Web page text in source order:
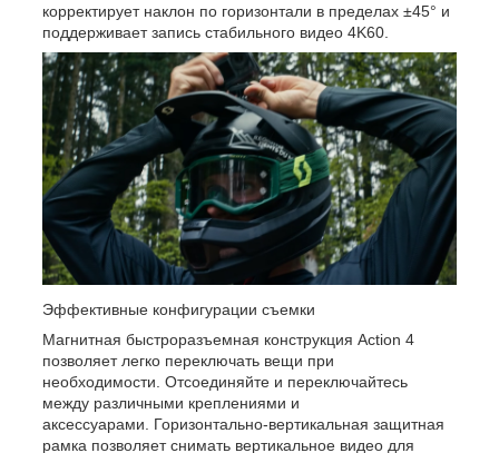
корректирует наклон по горизонтали в пределах ±45° и
поддерживает запись стабильного видео 4K60.
Эффективные конфигурации съемки
Магнитная быстроразъемная конструкция Action 4
позволяет легко переключать вещи при
необходимости. Отсоединяйте и переключайтесь
между различными креплениями и
аксессуарами. Горизонтально-вертикальная защитная
рамка позволяет снимать вертикальное видео для